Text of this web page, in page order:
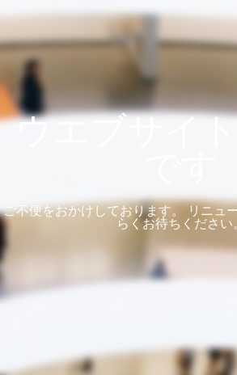
ウエブサイト
ご不便をおかけしております。 リニュ
らくお待ちください。